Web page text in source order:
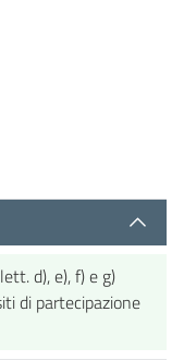
d), e), f) e g)
di partecipazione